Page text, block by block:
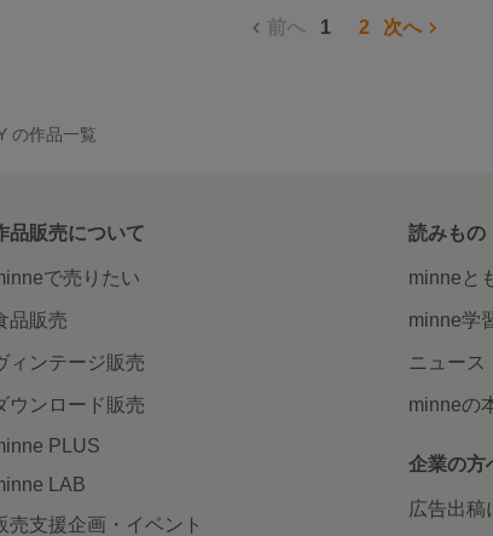
前へ 1 2 次へ
の作品一覧
品販売について
で売りたい
品販売
ィンテージ販売
ウンロード販売
PLUS
LAB
売支援企画・イベント
読みもの
minneと
minne学
ニュース
minneの
企業の方
広告出稿